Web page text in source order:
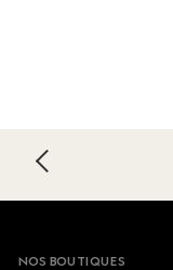
Footer
NOS BOUTIQUES